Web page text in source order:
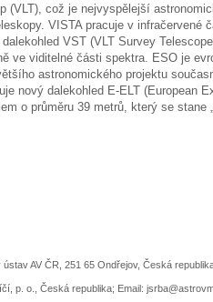
(VLT), což je nejvyspělejší
VISTA pracuje v infračervené
VST (VLT Survey
ve viditelné části spektra. ESO je
astronomického projektu
nový dalekohled E-ELT (European
o průměru 39 metrů, který se stane
AV ČR, 251 65 Ondřejov, Česká
p. o., Česká republika; Email: